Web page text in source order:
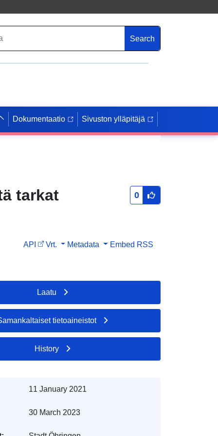
Search
Dokumentaatio Sivuston ylläpitäjä
tarkat
0
API Vrt. Metadata Embed RSS
Laatu
tietoaineistot
History
11 January 2021
30 March 2023